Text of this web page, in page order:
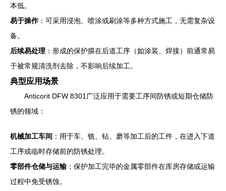
本低。
易于操作：可采用浸泡、喷涂或刷涂等多种方式施工，无需复杂设
备。
后续易处理 ：形成的保护膜在后道工序（如涂装、焊接）前通常易
于被常规清洗剂去除，不影响后续加工。
典型应用场景
Anticorit DFW 8301广泛应用于需要工序间防锈或短期仓储防
锈的领域：
机械加工车间 ：用于车、铣、钻、磨等加工后的工件，在进入下道
工序或临时存储前的防锈处理。
零部件仓储与运输 ：保护加工完毕的金属零部件在库房存储或运输
过程中免受锈蚀。